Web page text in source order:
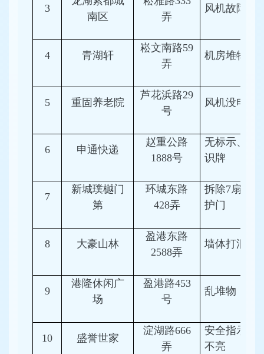
3
南区
弄
风机故障
4 青湖轩
崧文南路59
弄
机房堆物
5 重固养老院
芦花浜路29
号
风机没电
6 申通快递
赵重公路
1888号
无标示、知
识牌
7
新城璞樾门
第
环城东路
428弄
拆除7扇防
护门
8 大豪山林
盈港东路
2588弄
墙体打洞
9
港隆休闲广
场
盈港路453
号
乱堆物
10 盛誉世家
淀湖路666
弄
安全指示灯
不亮